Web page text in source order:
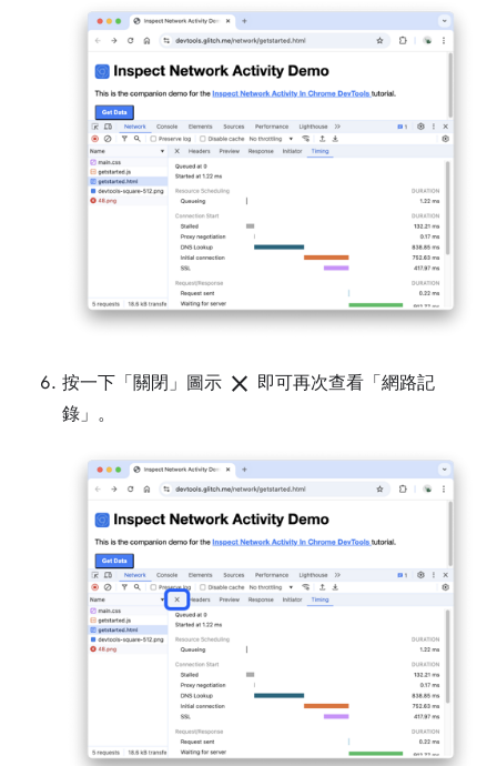
按一下「關閉」 圖示 close 即可再次查看「網路記
錄」 。